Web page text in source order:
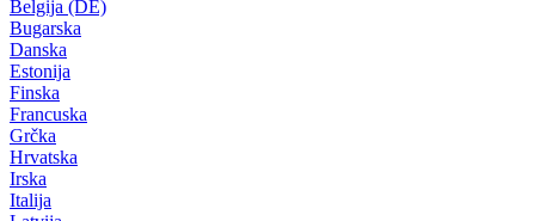
Belgija (DE)
Bugarska
Danska
Estonija
Finska
Francuska
Grčka
Hrvatska
Irska
Italija